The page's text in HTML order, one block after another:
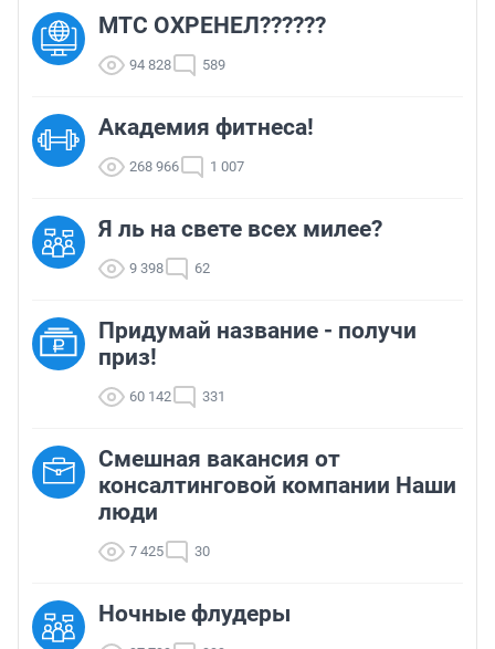
МТС ОХРЕНЕЛ??????
94 828 589
Академия фитнеса!
268 966 1 007
Я ль на свете всех милее?
9 398 62
Придумай название - получи
приз!
60 142 331
Смешная вакансия от
консалтинговой компании Наши
люди
7 425 30
Ночные флудеры